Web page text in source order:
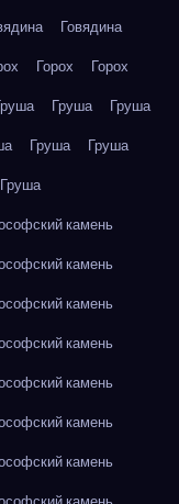
Говядина
Горох
Горох
Груша
Груша
Груша
Груша
Груша
камень
камень
камень
камень
камень
камень
камень